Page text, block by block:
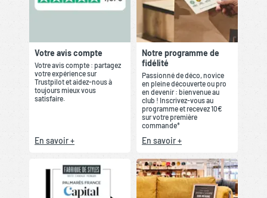
Votre avis compte
Votre avis compte : partagez
votre expérience sur
Trustpilot et aidez-nous à
toujours mieux vous
satisfaire.
En savoir +
Notre programme de
fidélité
Passionné de déco, novice
en pleine découverte ou pro
en devenir : bienvenue au
club ! Inscrivez-vous au
programme et recevez 10€
sur votre première
commande*
En savoir +